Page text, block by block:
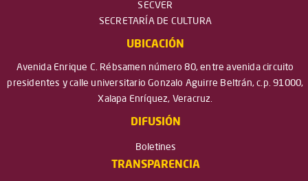
SECVER
SECRETARÍA DE CULTURA
UBICACIÓN
Avenida Enrique C. Rébsamen número 80, entre avenida circuito
presidentes y calle universitario Gonzalo Aguirre Beltrán, c.p. 91000,
Xalapa Enríquez, Veracruz.
DIFUSIÓN
Boletines
TRANSPARENCIA